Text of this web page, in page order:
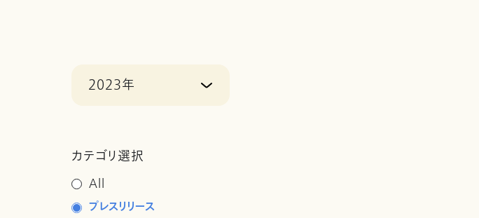
2023年
カテゴリ選択
All
プレスリリース